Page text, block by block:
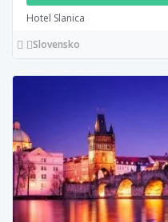
Hotel Slanica
Slovensko